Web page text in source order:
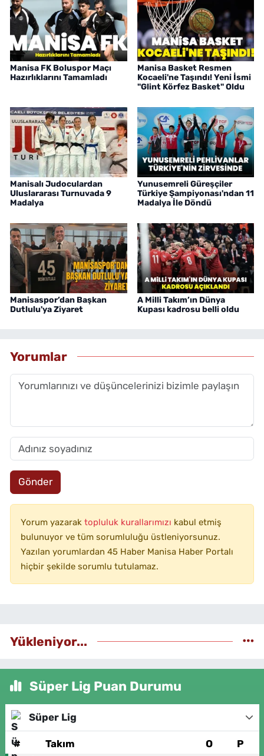
Manisa FK Boluspor Maçı
Hazırlıklarını Tamamladı
Manisa Basket Resmen
Kocaeli'ne Taşındı! Yeni İsmi
"Glint Körfez Basket" Oldu
Manisalı Judoculardan
Uluslararası Turnuvada 9
Madalya
Yunusemreli Güreşçiler
Türkiye Şampiyonası'ndan 11
Madalya İle Döndü
Manisaspor’dan Başkan
Dutlulu'ya Ziyaret
A Milli Takım’ın Dünya
Kupası kadrosu belli oldu
Yorumlar
Gönder
Yorum yazarak topluluk kurallarımızı kabul etmiş
bulunuyor ve tüm sorumluluğu üstleniyorsunuz.
Yazılan yorumlardan 45 Haber Manisa Haber Portalı
hiçbir şekilde sorumlu tutulamaz.
Yükleniyor...
Süper Lig Puan Durumu
Süper Lig
# Takım O P